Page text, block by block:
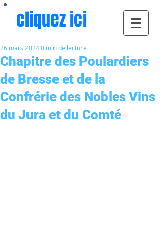
cliquez ici
Chapitre des Poulardiers
de Bresse et de la
Confrérie des Nobles Vins
du Jura et du Comté
26 mars 20240 min de lecture